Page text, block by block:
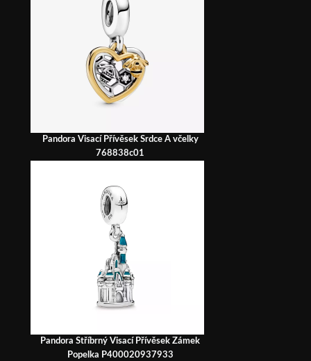
Pandora Visací Přívěsek Srdce A včelky
768838c01
Pandora Stříbrný Visací Přívěsek Zámek
Popelka P400020937933